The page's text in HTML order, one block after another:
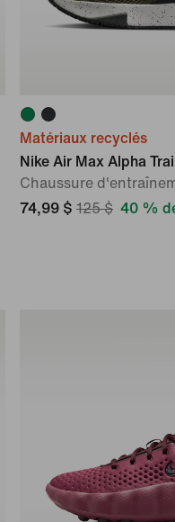
Matériaux recyclés
Nike Air Max Alpha
Chaussure
74,99 $ 125 $ 40 %